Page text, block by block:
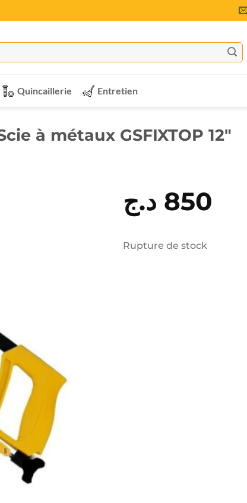
Quincaillerie Entretien
à métaux GSFIXTOP 12″
850 د.ج
Rupture de stock